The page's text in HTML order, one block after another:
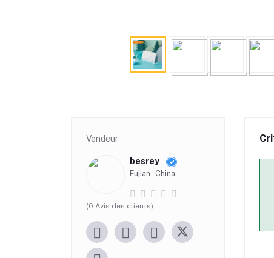
Vendeur
besrey
Fujian - China
(0 Avis des clients)